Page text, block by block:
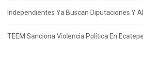
Independientes Ya Buscan Diputaciones Y
TEEM Sanciona Violencia Política En